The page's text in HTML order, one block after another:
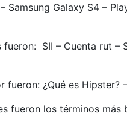
Galaxy S4 –
SII – Cuenta rut
¿Qué es Hipster?
fueron los términos más